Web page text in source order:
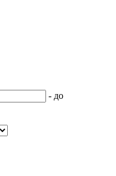
- до